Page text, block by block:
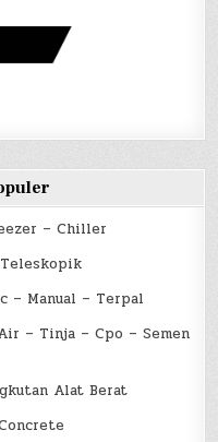
– Chiller
– Manual – Terpal
– Tinja – Cpo – Semen
Alat Berat